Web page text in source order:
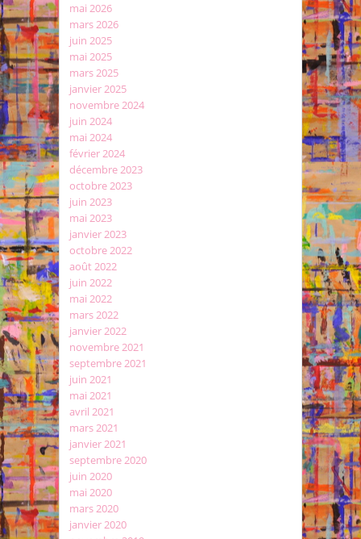
mai 2026
mars 2026
juin 2025
mai 2025
mars 2025
janvier 2025
novembre 2024
juin 2024
mai 2024
février 2024
décembre 2023
octobre 2023
juin 2023
mai 2023
janvier 2023
octobre 2022
août 2022
juin 2022
mai 2022
mars 2022
janvier 2022
novembre 2021
septembre 2021
juin 2021
mai 2021
avril 2021
mars 2021
janvier 2021
septembre 2020
juin 2020
mai 2020
mars 2020
janvier 2020